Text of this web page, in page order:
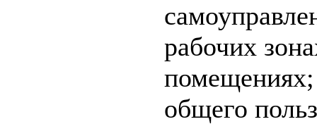
рабочих
общего